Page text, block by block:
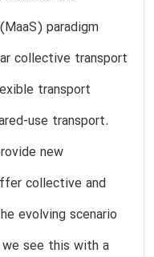
paradigm
collective transport
transport
use transport.
new
collective and
evolving scenario
see this with a